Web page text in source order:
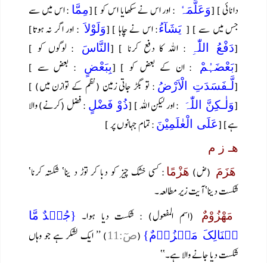
دانائی ] [وَعَلَّمَہٗ : اور اس نے سکھایا اس کو ] [مِمَّا : اس میں سے
جس میں سے ] [یَشَآءُ: اس نے چاہا ] [وَلَوْلاَ : اور اگر نہ ہوتا]
[دَفْعُ اللّٰہِ : اللہ کا دفع کرنا ] [ النَّاسَ
: لوگوں کو ]
[بَعْضَہُمْ : ان کے بعض کو ] [بِبَعْضٍ
: بعض سے ]
[لَّـفَسَدَتِ الْاَرْضُ: تو بگڑ جاتی زمین (نظم کے توازن میں) ]
[وَلٰـکِنَّ اللّٰہَ : اور لیکن اللہ ] [ذُوْ فَضْلٍ : فضل (کرنے) والا
ہے] [عَلَی الْعٰلَمِیْنَ : تمام جہانوں پر ]
ھـ ز م
ھَزَمَ (ض) ھَزْمًا: کسی خشک چیز کو دبا کر توڑ د ینا‘ شکستہ کرنا‘
شکست دینا‘ آیت زیر مطالعہ۔
مَھْزُوْمٌ (اسم المفعول) : شکست دیا ہوا۔ {جُنۡدٌ مَّا
ہُنَالِکَ مَہۡزُوۡمٌ}(صٓ:11
) ’’ ایک لشکر ہے جو وہاں
شکست دیا جانے والا ہے۔‘‘